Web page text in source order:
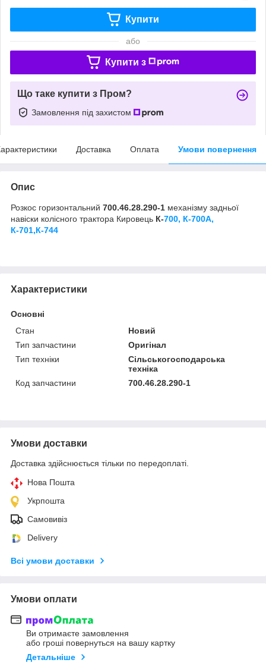
Купити
або
Купити з
Що таке купити з Пром?
Замовлення під захистом
Доставка Оплата Умови повернення
Опис
Розкос горизонтальний 700.46.28.290-1 механізму задньої
навіски колісного трактора Кировець К-700, К-700А,
К-701,К-744
Характеристики
Основні
Стан
Новий
Тип запчастини
Оригінал
Тип техніки
Сільськогосподарська
техніка
Код запчастини
700.46.28.290-1
Умови доставки
Доставка здійснюється тільки по передоплаті.
Нова Пошта
Укрпошта
Самовивіз
Delivery
Всі умови доставки
Умови оплати
Ви отримаєте замовлення
або гроші повернуться на вашу картку
Детальніше